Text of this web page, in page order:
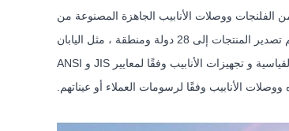
من 1000 شخص بما في ذلك 115 موظفًا تقنيًا عاليًا / متوسطًا. تنتج الشركة سنويًا 35000 طن من المطروقات الحلقية و 25000 طن من الفلنجات ووصلات الأنابيب الجاهزة المصنوعة من
الفولاذ المقاوم للصدأ والفولاذ الكربوني وسبائك الصلب والفولاذ ثنائي الطور والعديد من المواد الأخرى ، مع أكثر من 10000 من المواصفات والأصناف. تم تصدير المنتجات إلى 28 دولة ومنطقة ، مثل اليابان
وأمريكا وفرنسا وألمانيا وإيطاليا وما إلى ذلك. مع حق الاستيراد والتصدير الذاتي ، فإن الشركة قادرة على تلقي طلبات العملاء الأجانب مباشرة ، وإنتاج الشفاه القياسية و تجهيزات الأنابيب وفقًا لمعايير JIS و ANSI